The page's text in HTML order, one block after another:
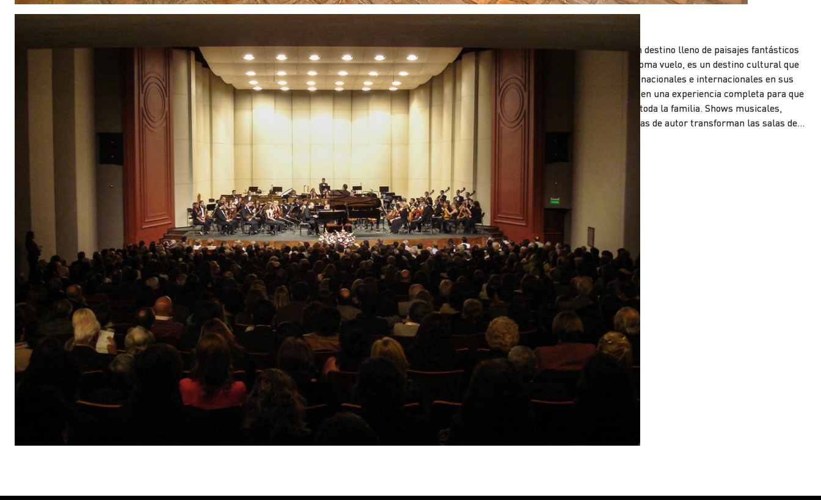
Teatros
Salta además de ser un destino lleno de paisajes fantásticos
donde tu imaginación toma vuelo, es un destino cultural que
reúne artistas locales, nacionales e internacionales en sus
teatros, convirtiéndolo en una experiencia completa para que
vengas a disfrutar con toda la familia. Shows musicales,
obras literarias y propias de autor transforman las salas de…